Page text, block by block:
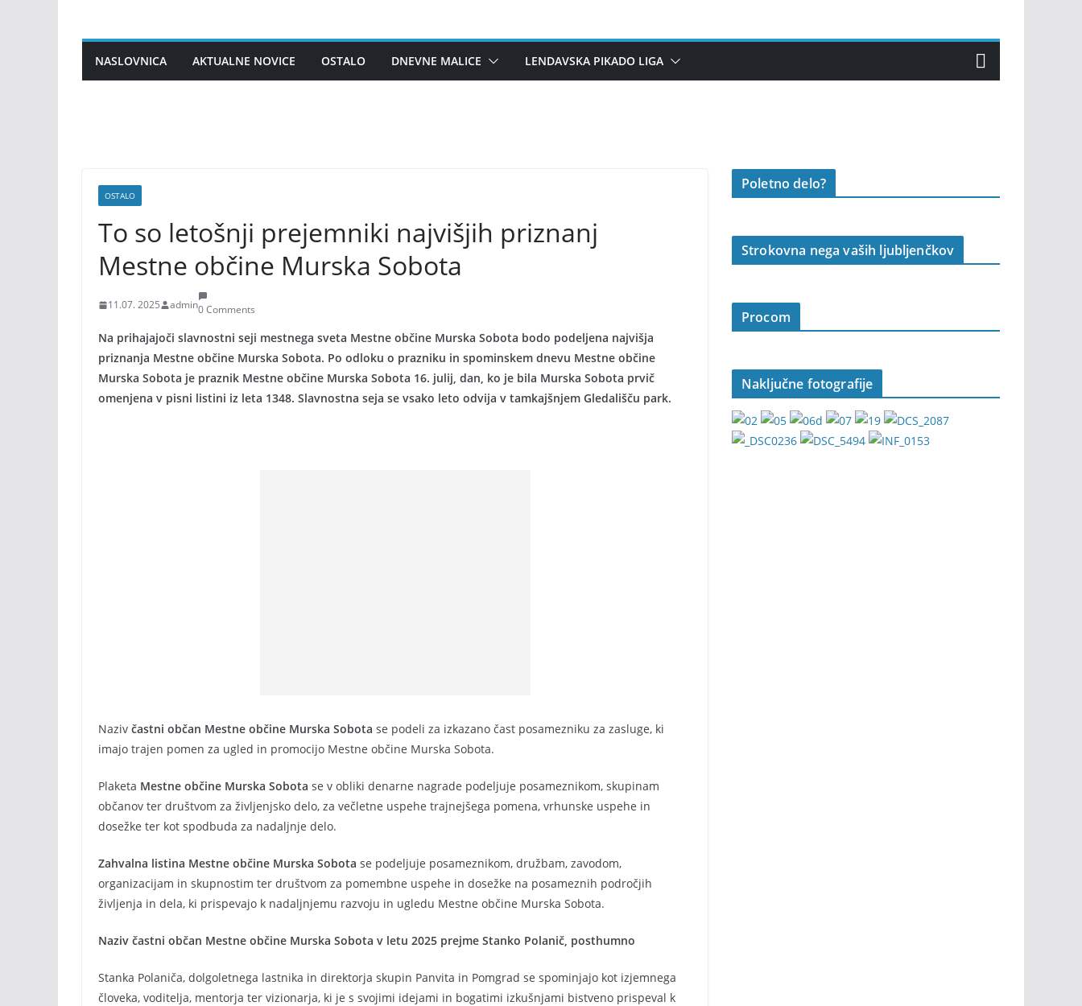
contentNASLOVNICA AKTUALNE NOVICE OSTALO DNEVNE MALICE LENDAVSKA PIKADO LIGA
OSTALO
To so letošnji prejemniki najvišjih priznanj
Mestne občine Murska Sobota
11.07. 2025 admin0 Comments
Na prihajajoči slavnostni seji mestnega sveta Mestne občine Murska Sobota bodo podeljena najvišja
priznanja Mestne občine Murska Sobota. Po odloku o prazniku in spominskem dnevu Mestne občine
Murska Sobota je praznik Mestne občine Murska Sobota 16. julij, dan, ko je bila Murska Sobota prvič
omenjena v pisni listini iz leta 1348. Slavnostna seja se vsako leto odvija v tamkajšnjem Gledališču park.
Naziv častni občan Mestne občine Murska Sobota se podeli za izkazano čast posamezniku za zasluge, ki
imajo trajen pomen za ugled in promocijo Mestne občine Murska Sobota.
Plaketa Mestne občine Murska Sobota se v obliki denarne nagrade podeljuje posameznikom, skupinam
občanov ter društvom za življenjsko delo, za večletne uspehe trajnejšega pomena, vrhunske uspehe in
dosežke ter kot spodbuda za nadaljnje delo.
Zahvalna listina Mestne občine Murska Sobota se podeljuje posameznikom, družbam, zavodom,
organizacijam in skupnostim ter društvom za pomembne uspehe in dosežke na posameznih področjih
življenja in dela, ki prispevajo k nadaljnjemu razvoju in ugledu Mestne občine Murska Sobota.
Naziv častni občan Mestne občine Murska Sobota v letu 2025 prejme Stanko Polanič, posthumno
Stanka Polaniča, dolgoletnega lastnika in direktorja skupin Panvita in Pomgrad se spominjajo kot izjemnega
človeka, voditelja, mentorja ter vizionarja, ki je s svojimi idejami in bogatimi izkušnjami bistveno prispeval k
Poletno delo?
Strokovna nega vaših ljubljenčkov
Procom
Naključne fotografije